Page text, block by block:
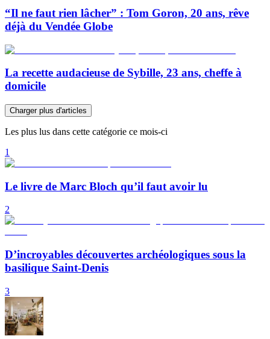
“Il ne faut rien lâcher” : Tom Goron, 20 ans, rêve
déjà du Vendée Globe
La recette audacieuse de Sybille, 23 ans, cheffe à
domicile
Charger plus d'articles
Les plus lus dans cette catégorie ce mois-ci
1
Le livre de Marc Bloch qu’il faut avoir lu
2
D’incroyables découvertes archéologiques sous la
basilique Saint-Denis
3